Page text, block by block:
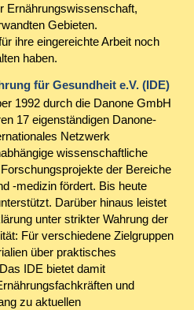
Ernährungswissenschaft,
Gebieten.
ihre eingereichte Arbeit noch
haben.
für Gesundheit e.V. (IDE)
1992 durch die Danone GmbH
17 eigenständigen Danone-
Netzwerk
wissenschaftliche
der Bereiche
-medizin fördert. Bis heute
Darüber hinaus leistet
unter strikter Wahrung der
Für verschiedene Zielgruppen
über praktisches
IDE bietet damit
und
zu aktuellen